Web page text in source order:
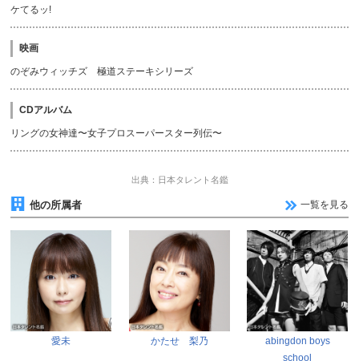
ケてるッ!
映画
のぞみウィッチズ 極道ステーキシリーズ
CDアルバム
リングの女神達〜女子プロスーパースター列伝〜
出典：日本タレント名鑑
他の所属者 一覧を見る
愛未 かたせ 梨乃
abingdon boys
school